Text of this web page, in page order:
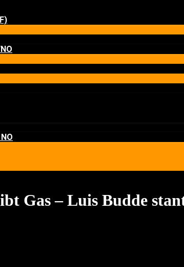
Gas – Luis Budde